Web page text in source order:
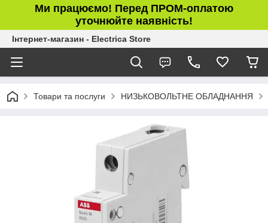
Ми працюємо! Перед ПРОМ-оплатою
уточнюйте наявність!
Інтернет-магазин - Electrica Store
Товари та послуги НИЗЬКОВОЛЬТНЕ ОБЛАДНАННЯ